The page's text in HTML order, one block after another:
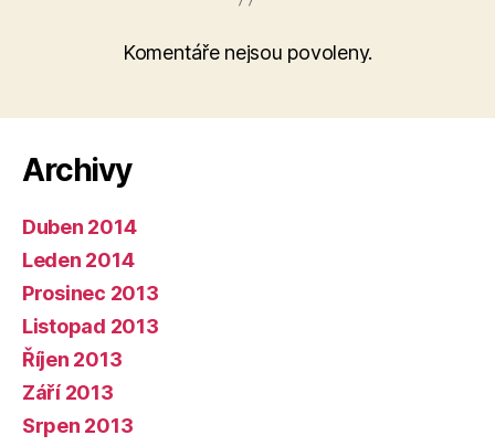
Komentáře nejsou povoleny.
Archivy
Duben 2014
Leden 2014
Prosinec 2013
Listopad 2013
Říjen 2013
Září 2013
Srpen 2013